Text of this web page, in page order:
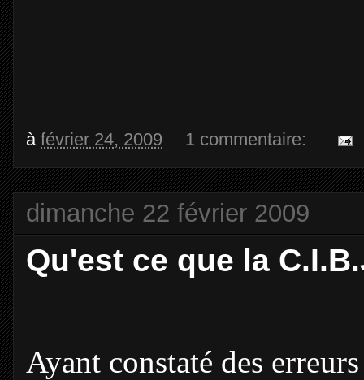
à février 24, 2009 1 commentaire:
dimanche 22 février 2009
Qu'est ce que la
Ayant constaté des